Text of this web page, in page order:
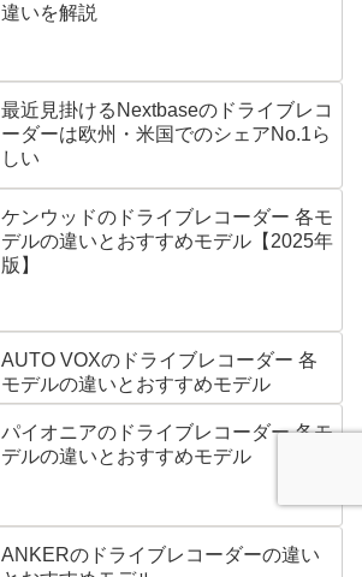
違いを解説
最近見掛けるNextbaseのドライブレコ
ーダーは欧州・米国でのシェアNo.1ら
しい
ケンウッドのドライブレコーダー 各モ
デルの違いとおすすめモデル【2025年
版】
AUTO VOXのドライブレコーダー 各
モデルの違いとおすすめモデル
パイオニアのドライブレコーダー 各モ
デルの違いとおすすめモデル
ANKERのドライブレコーダーの違い